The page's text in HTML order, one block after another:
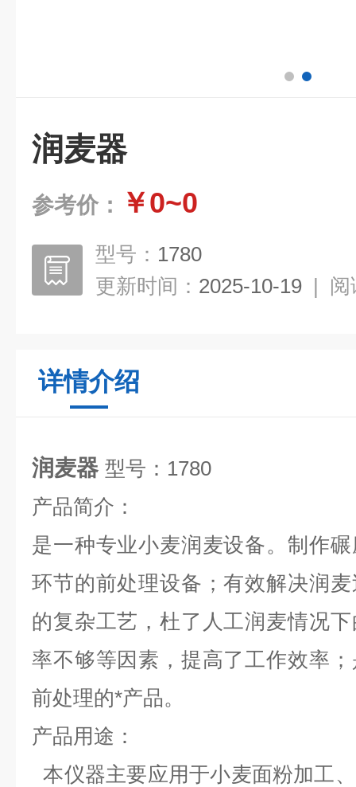
润麦器
参考价： ￥0~0
型号： 1780
更新时间： 2025-10-19 | 阅
详情介绍
润麦器 型号：1780
产品简介：
是一种专业小麦润麦设备。制作
环节的前处理设备；有效解决润
的复杂工艺，杜了人工润麦情况
率不够等因素，提高了工作效率
前处理的*产品。
产品用途：
本仪器主要应用于小麦面粉加工